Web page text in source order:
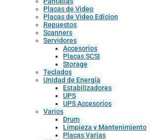
Placas de Video
Placas de Video Edicion
Repuestos
Scanners
Servidores
Accesorios
Placas SCSI
Storage
Teclados
Unidad de Energía
Estabilizadores
UPS
UPS Accesorios
Varios
Drum
Limpieza y Mantenimiento
Placas Varias